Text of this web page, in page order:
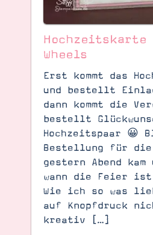
Suche Impressum
Hochzeitskarte
Wheels
Erst kommt das
und bestellt
dann kommt die
bestellt
Hochzeitspaar 😀
Bestellung für die
gestern Abend
wann die Feier
Wie ich so was
auf Knopfdruck
kreativ […]